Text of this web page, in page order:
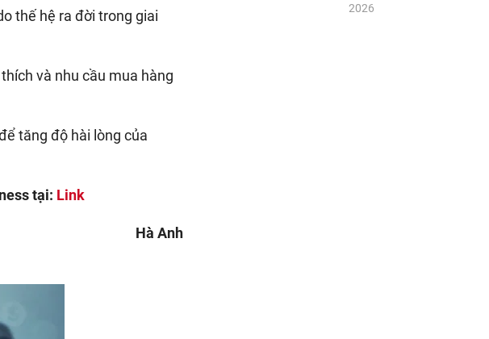
thế hệ ra đời trong giai
và nhu cầu mua hàng
tăng độ hài lòng của
tại: Link
Hà Anh
2026